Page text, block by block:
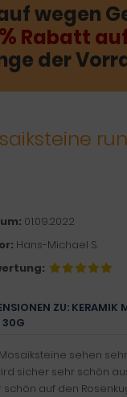
wegen
Rabatt
der
01.09.2022
Hans-Michael S.
ZU: KERAMIK
30G
sehen
sicher sehr schön
schön auf den